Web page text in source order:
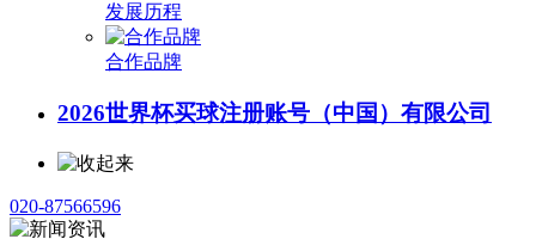
发展历程
合作品牌
2026世界杯买球注册账号（中国）有限公司
020-87566596